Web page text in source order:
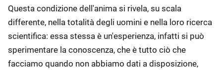
Questa condizione dell'anima si rivela, su scala
differente, nella totalità degli uomini e nella loro ricerca
scientifica: essa stessa è un'esperienza, infatti si può
sperimentare la conoscenza, che è tutto ciò che
facciamo quando non abbiamo dati a disposizione,